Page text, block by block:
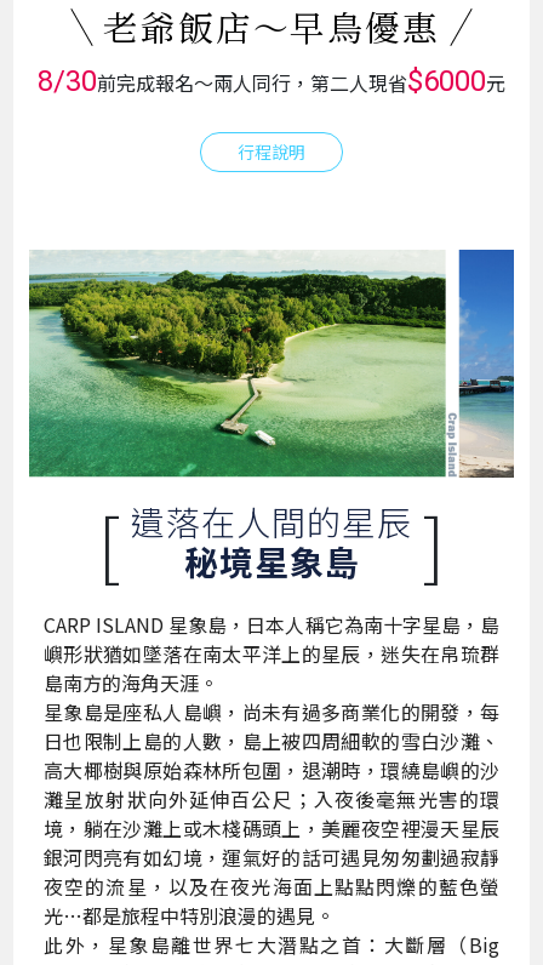
老爺飯店～早鳥優惠
8/30前完成報名～兩人同行，第二人現省$6000元
行程說明
[ 遺落在人間的星辰
秘境星象島
]
CARP ISLAND 星象島，日本人稱它為南十字星島，島
嶼形狀猶如墜落在南太平洋上的星辰，迷失在帛琉群
島南方的海角天涯。
星象島是座私人島嶼，尚未有過多商業化的開發，每
日也限制上島的人數，島上被四周細軟的雪白沙灘、
高大椰樹與原始森林所包圍，退潮時，環繞島嶼的沙
灘呈放射狀向外延伸百公尺；入夜後毫無光害的環
境，躺在沙灘上或木棧碼頭上，美麗夜空裡漫天星辰
銀河閃亮有如幻境，運氣好的話可遇見匆匆劃過寂靜
夜空的流星，以及在夜光海面上點點閃爍的藍色螢
光…都是旅程中特別浪漫的遇見。
此外，星象島離世界七大潛點之首：大斷層（Big